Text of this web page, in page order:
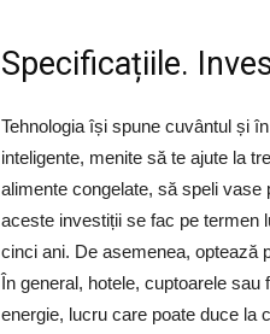
Specificațiile.
Tehnologia își spune cuvântul și
inteligente, menite să te ajute la
alimente congelate, să speli
aceste investiții se fac pe termen
cinci ani. De asemenea, optează
În general, hotele, cuptoarele
energie, lucru care poate duce la